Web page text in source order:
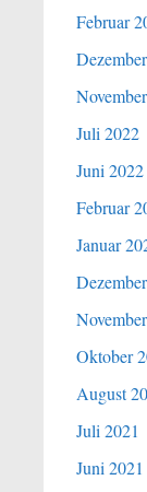
Februar
Juli 2022
Juni 2022
Februar
Januar
Oktober
August
Juli 2021
Juni 2021